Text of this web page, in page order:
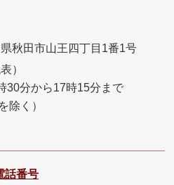
秋田市山王四丁目1番1号
）
30分から17時15分まで
除く）
話番号